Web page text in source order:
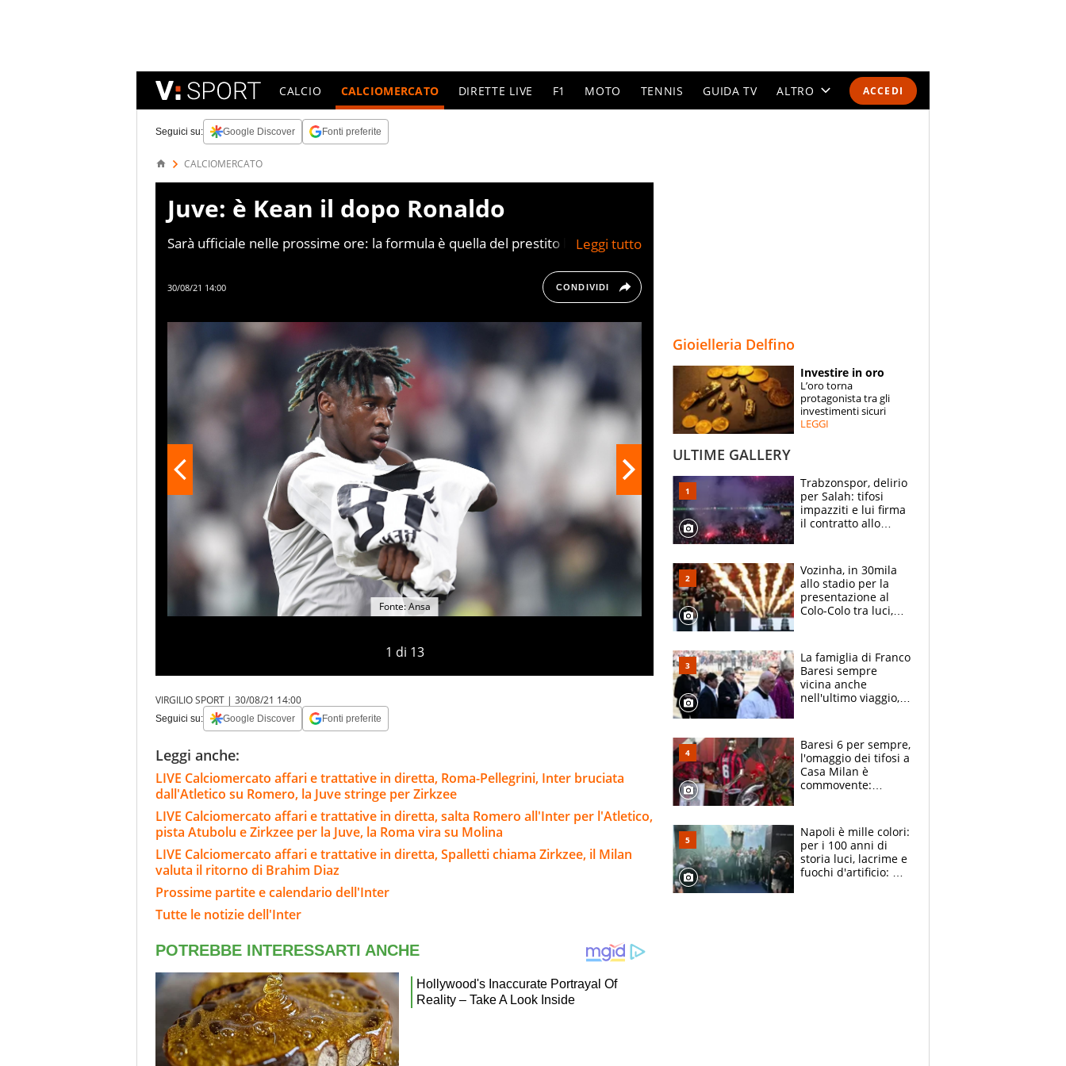
ACCEDI
CALCIO CALCIOMERCATO DIRETTE LIVE F1 MOTO TENNIS GUIDA TV ALTRO
SPECIALI
ESPERTI
Seguici su: Google Discover Fonti preferite
CALCIOMERCATO
Juve: è Kean il dopo Ronaldo
Sarà ufficiale nelle prossime ore: la formula è quella del prestito biennale
30/08/21 14:00 CONDIVIDI
1 di 13
Fonte: Ansa
VIRGILIO SPORT | 30/08/21 14:00
Seguici su: Google Discover Fonti preferite
Leggi anche:
LIVE Calciomercato affari e trattative in diretta, Roma-Pellegrini, Inter bruciata
dall'Atletico su Romero, la Juve stringe per Zirkzee
LIVE Calciomercato affari e trattative in diretta, salta Romero all'Inter per l'Atletico,
pista Atubolu e Zirkzee per la Juve, la Roma vira su Molina
LIVE Calciomercato affari e trattative in diretta, Spalletti chiama Zirkzee, il Milan
valuta il ritorno di Brahim Diaz
Prossime partite e calendario dell'Inter
Tutte le notizie dell'Inter
Gioielleria Delfino
Investire in oro
L’oro torna
protagonista tra gli
investimenti sicuri
LEGGI
ULTIME GALLERY
Trabzonspor, delirio
per Salah: tifosi
impazziti e lui firma
il contratto allo
Vozinha, in 30mila
allo stadio per la
presentazione al
Colo-Colo tra luci,
La famiglia di Franco
Baresi sempre
vicina anche
nell'ultimo viaggio,
circondati
dall'affetto dei tifosi
Baresi 6 per sempre,
l'omaggio dei tifosi a
Casa Milan è
commovente:
bigliettini
Napoli è mille colori:
per i 100 anni di
storia luci, lacrime e
fuochi d'artificio: De